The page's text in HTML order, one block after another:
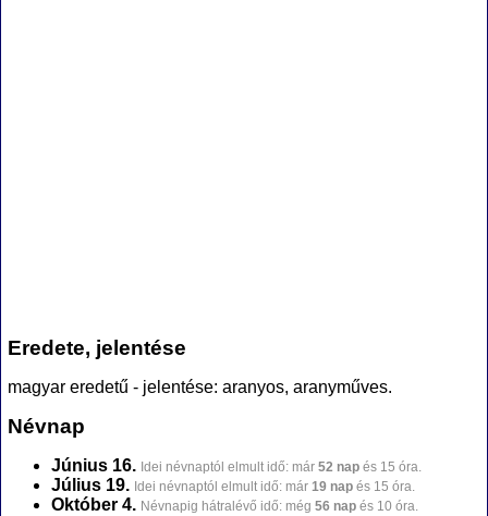
Eredete, jelentése
magyar eredetű - jelentése: aranyos, aranyműves.
Névnap
Június 16. Idei névnaptól elmult idő: már 52 nap és 15 óra.
Július 19. Idei névnaptól elmult idő: már 19 nap és 15 óra.
Október 4. Névnapig hátralévő idő: még 56 nap és 10 óra.